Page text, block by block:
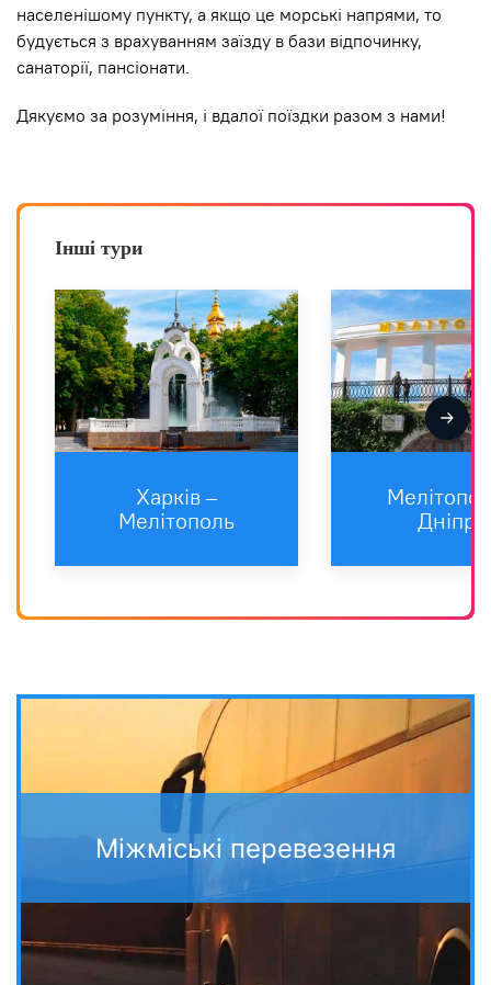
населенішому пункту, а якщо це морські напрями, то
будується з врахуванням заїзду в бази відпочинку,
санаторії, пансіонати.
Дякуємо за розуміння, і вдалої поїздки разом з нами!
Інші тури
Харкiв –
Мелітополь
Дніпро
Міжміські перевезення